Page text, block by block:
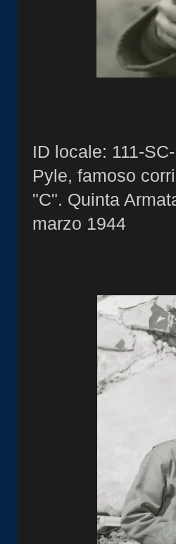
ID locale: 111-
Pyle, famoso
"C". Quinta
marzo 1944